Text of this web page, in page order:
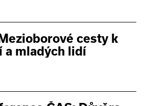
cesty k
a mladých lidí